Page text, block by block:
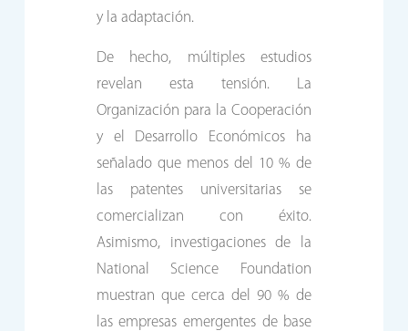
y la adaptación.
De hecho, múltiples estudios
revelan esta tensión. La
Organización para la Cooperación
y el Desarrollo Económicos ha
señalado que menos del 10 % de
las patentes universitarias se
comercializan con éxito.
Asimismo, investigaciones de la
National Science Foundation
muestran que cerca del 90 % de
las empresas emergentes de base